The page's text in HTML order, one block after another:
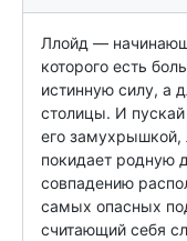
Ллойд —
которого есть
истинную силу, а
столицы. И
его замухрышкой,
покидает родную
совпадению
самых опасных
считающий себя